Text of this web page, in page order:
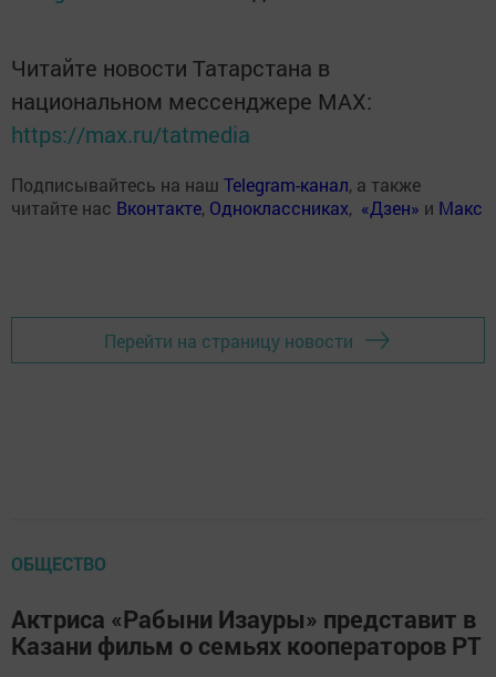
Читайте новости Татарстана в
национальном мессенджере MАХ:
https://max.ru/tatmedia
Подписывайтесь на наш Telegram-канал, а также
читайте нас Вконтакте, Одноклассниках, «Дзен» и Макс
Перейти на страницу новости
ОБЩЕСТВО
Актриса «Рабыни Изауры» представит в
Казани фильм о семьях кооператоров РТ